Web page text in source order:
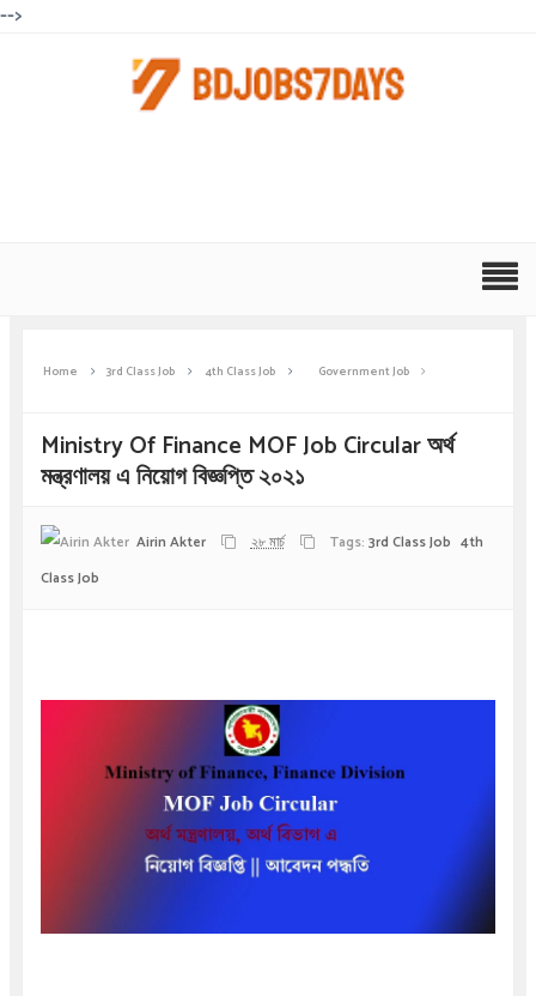
-->
Home 3rd Class Job 4th Class Job Government Job
Ministry Of Finance MOF Job Circular অর্থ
মন্ত্রণালয় এ নিয়োগ বিজ্ঞপ্তি ২০২১
Airin Akter ২৮ মার্চ Tags: 3rd Class Job 4th
Class Job